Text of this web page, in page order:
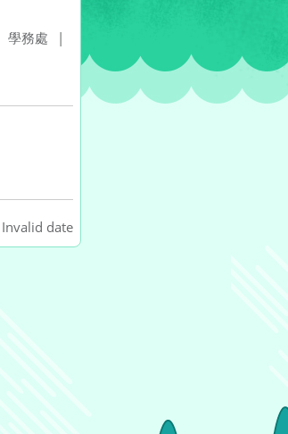
學務處 |
Invalid date